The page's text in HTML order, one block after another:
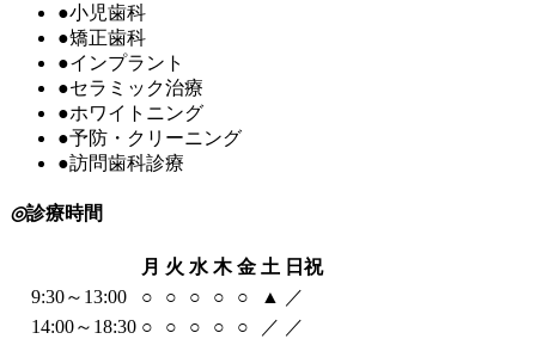
●小児歯科
●矯正歯科
●インプラント
●セラミック治療
●ホワイトニング
●予防・クリーニング
●訪問歯科診療
◎診療時間
月 火 水 木 金 土 日祝
9:30～13:00
○ ○ ○ ○ ○ ▲
／
14:00～18:30 ○ ○ ○ ○ ○ ／ ／